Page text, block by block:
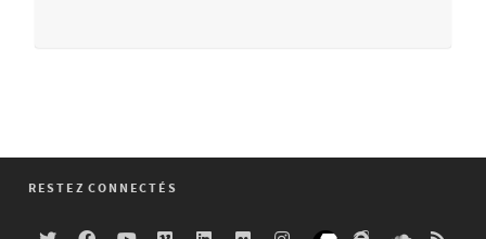
RESTEZ CONNECTÉS